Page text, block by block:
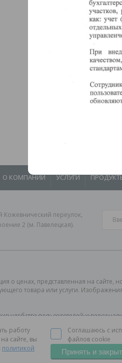
При
О КОМПАНИИ УСЛУГИ
Кожевнический переулок,
2 (м. Павелецкая).
о ценах, представленная на сайте,
товара или услуги.
удобства пользователей и
работу
сайте, вы
политикой
Соглашаюсь с
файлов cookie
Принять и